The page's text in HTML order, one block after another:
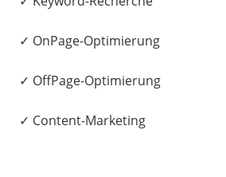
✓ OnPage-Optimierung
✓ OffPage-Optimierung
✓ Content-Marketing